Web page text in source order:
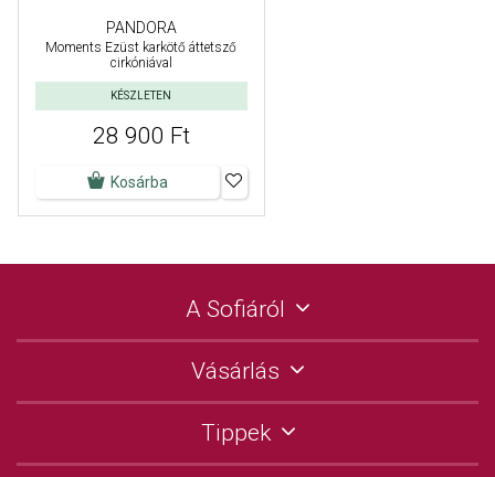
PANDORA
Moments Ezüst karkötő áttetsző
cirkóniával
KÉSZLETEN
28 900 Ft
Kosárba
A Sofiáról
Vásárlás
Tippek